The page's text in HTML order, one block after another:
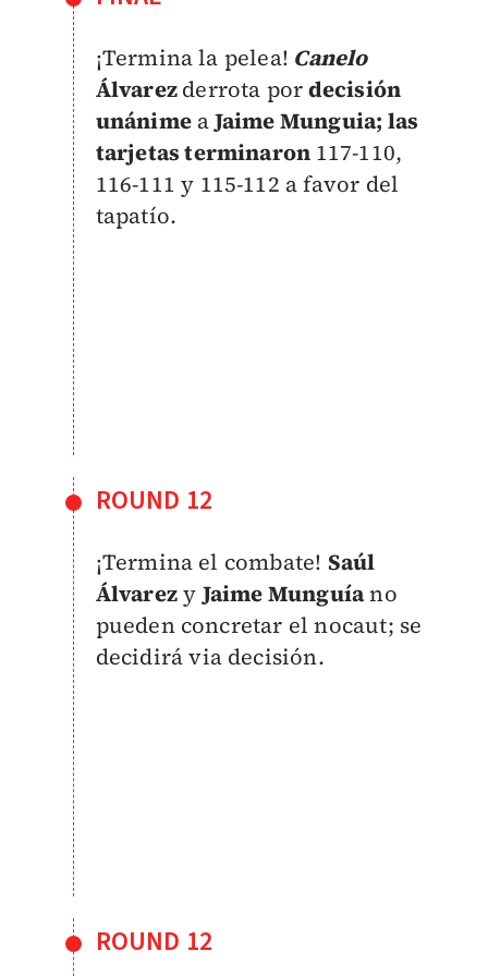
¡Termina la pelea! Canelo
Álvarezderrota pordecisión
unánimeaJaime Munguia; las
tarjetas terminaron 117-110,
116-111 y 115-112 a favor del
tapatío.
ROUND 12
¡Termina el combate! Saúl
ÁlvarezyJaime Munguíano
pueden concretar el nocaut; se
decidirá via decisión.
ROUND 12